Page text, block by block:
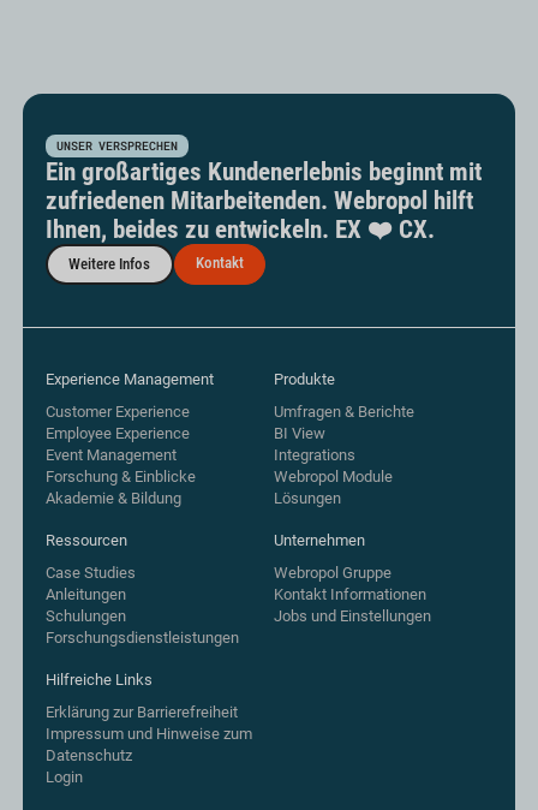
UNSER VERSPRECHEN
Ein großartiges Kundenerlebnis beginnt mit
zufriedenen Mitarbeitenden. Webropol hilft
Ihnen, beides zu entwickeln. EX ❤️ CX.
Weitere Infos Kontakt
Experience Management
Customer Experience
Employee Experience
Event Management
Forschung & Einblicke
Akademie & Bildung
Produkte
Umfragen & Berichte
BI View
Integrations
Webropol Module
Lösungen
Ressourcen
Case Studies
Anleitungen
Schulungen
Forschungsdienstleistungen
Unternehmen
Webropol Gruppe
Kontakt Informationen
Jobs und Einstellungen
Hilfreiche Links
Erklärung zur Barrierefreiheit
Impressum und Hinweise zum
Datenschutz
Login